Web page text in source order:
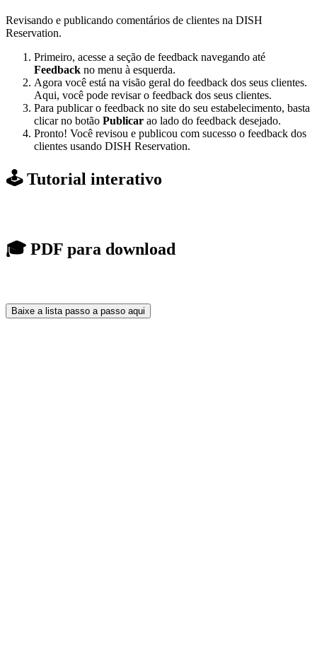
Revisando e publicando comentários de clientes na DISH
Reservation.
Primeiro, acesse a seção de feedback navegando até
Feedback no menu à esquerda.
Agora você está na visão geral do feedback dos seus clientes.
Aqui, você pode revisar o feedback dos seus clientes.
Para publicar o feedback no site do seu estabelecimento, basta
clicar no botão Publicar ao lado do feedback desejado.
Pronto! Você revisou e publicou com sucesso o feedback dos
clientes usando DISH Reservation.
🕹️ Tutorial interativo
🎓 PDF para download
Baixe a lista passo a passo aqui